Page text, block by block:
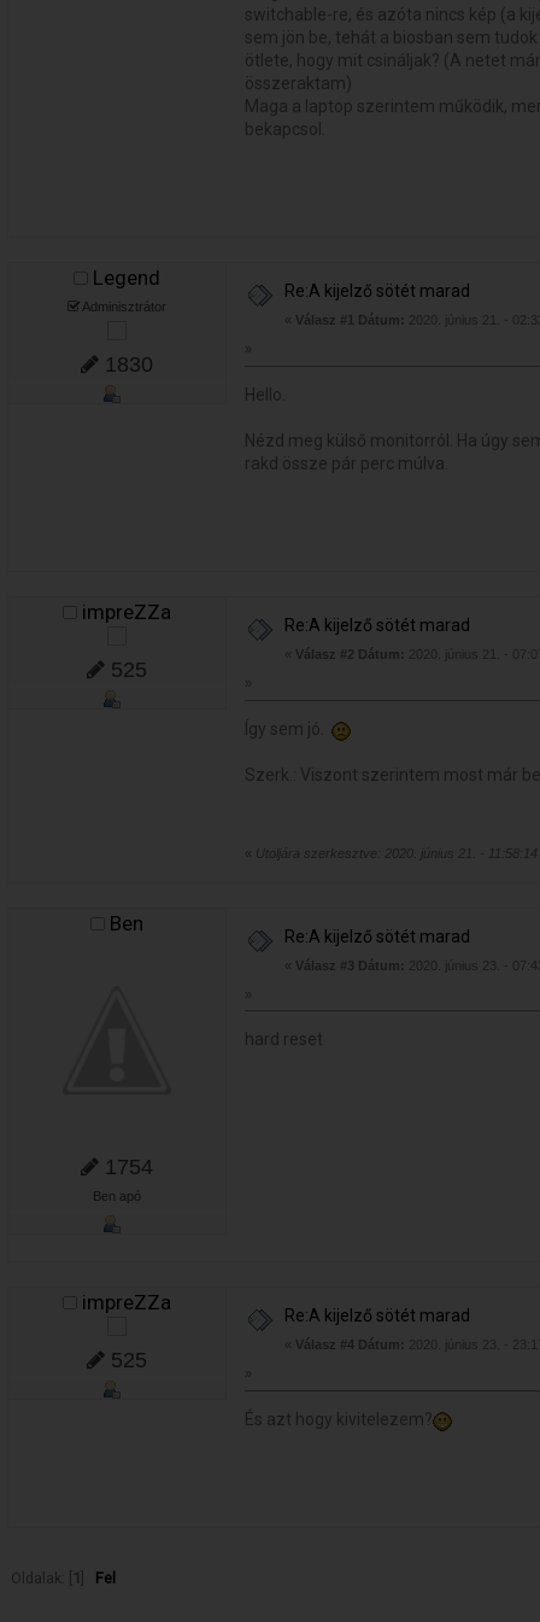
switchable-re, és azóta nincs kép (a
sem jön be, tehát a biosban sem
ötlete, hogy mit csináljak? (A netet
összeraktam)
Maga a laptop szerintem működik,
bekapcsol.
Legend
Adminisztrátor
1830
Re:A kijelző sötét marad
« Válasz #1 Dátum: 2020. június 21. -
»
Hello.
Nézd meg külső monitorról. Ha úgy
rakd össze pár perc múlva.
impreZZa
525
Re:A kijelző sötét marad
« Válasz #2 Dátum:
2020. június 21. -
»
Így sem jó.
Szerk.: Viszont szerintem most már
« Utoljára szerkesztve: 2020. június 21. -
Ben
1754
Ben apó
Re:A kijelző sötét marad
« Válasz #3 Dátum:
2020. június 23. -
»
hard reset
impreZZa
525
Re:A kijelző sötét marad
« Válasz #4 Dátum:
2020. június 23. -
»
És azt hogy kivitelezem?
Oldalak: [ 1 Fel